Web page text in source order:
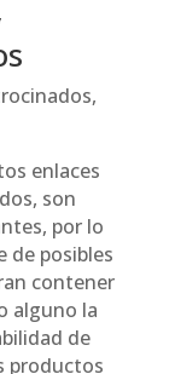
enlaces
son
por lo
de posibles
contener
alguno la
de
productos